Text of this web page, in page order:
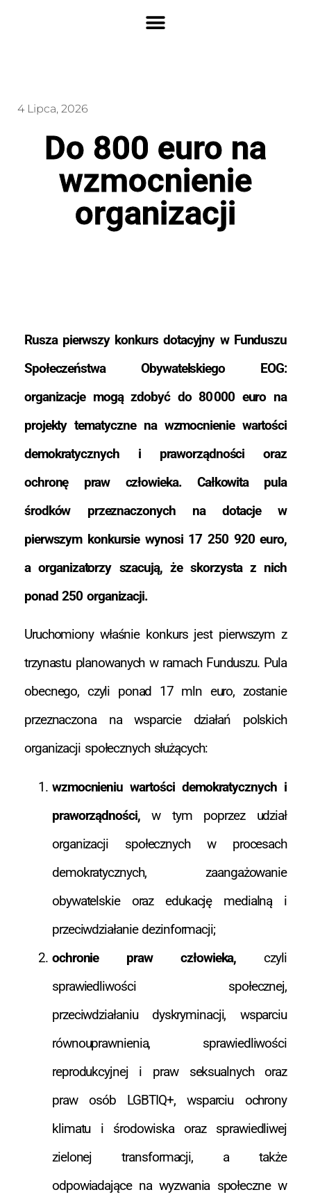
4 Lipca, 2026
Do 800 euro na
wzmocnienie
organizacji
Rusza pierwszy konkurs dotacyjny w Funduszu
Społeczeństwa Obywatelskiego EOG:
organizacje mogą zdobyć do 80 000 euro na
projekty tematyczne na wzmocnienie wartości
demokratycznych i praworządności oraz
ochronę praw człowieka. Całkowita pula
środków przeznaczonych na dotacje w
pierwszym konkursie wynosi 17 250 920 euro,
a organizatorzy szacują, że skorzysta z nich
ponad 250 organizacji.
Uruchomiony właśnie konkurs jest pierwszym z
trzynastu planowanych w ramach Funduszu. Pula
obecnego, czyli ponad 17 mln euro, zostanie
przeznaczona na wsparcie działań polskich
organizacji społecznych służących:
wzmocnieniu wartości demokratycznych i
praworządności,w tym poprzez udział
organizacji społecznych w procesach
demokratycznych, zaangażowanie
obywatelskie oraz edukację medialną i
przeciwdziałanie dezinformacji;
ochronie praw człowieka, czyli
sprawiedliwości społecznej,
przeciwdziałaniu dyskryminacji, wsparciu
równouprawnienia, sprawiedliwości
reprodukcyjnej i praw seksualnych oraz
praw osób LGBTIQ+, wsparciu ochrony
klimatu i środowiska oraz sprawiedliwej
zielonej transformacji, a także
odpowiadające na wyzwania społeczne w